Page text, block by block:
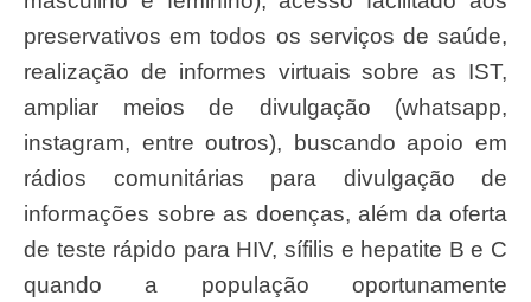
preservativos em todos os serviços de saúde,
realização de informes virtuais sobre as IST,
ampliar meios de divulgação (whatsapp,
instagram, entre outros), buscando apoio em
rádios comunitárias para divulgação de
informações sobre as doenças, além da oferta
de teste rápido para HIV, sífilis e hepatite B e C
quando a população oportunamente